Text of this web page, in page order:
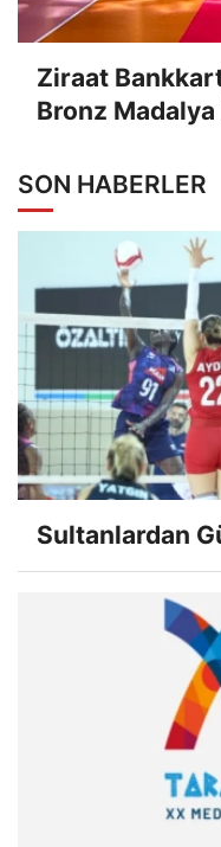
Ziraat
Bronz Madalya
SON HABERLER
Sultanlardan